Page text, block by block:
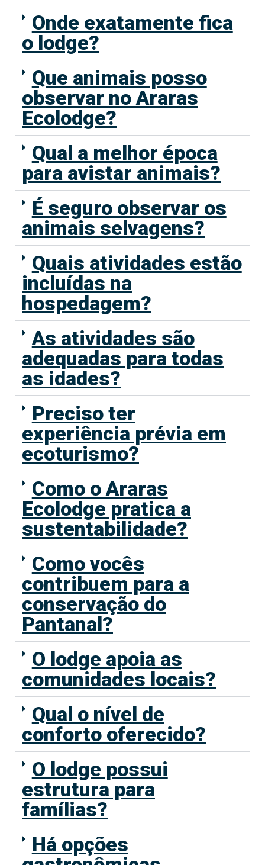
Onde exatamente fica
o lodge?
Que animais posso
observar no Araras
Ecolodge?
Qual a melhor época
para avistar animais?
É seguro observar os
animais selvagens?
Quais atividades estão
incluídas na
hospedagem?
As atividades são
adequadas para todas
as idades?
Preciso ter
experiência prévia em
ecoturismo?
Como o Araras
Ecolodge pratica a
sustentabilidade?
Como vocês
contribuem para a
conservação do
Pantanal?
O lodge apoia as
comunidades locais?
Qual o nível de
conforto oferecido?
O lodge possui
estrutura para
famílias?
Há opções